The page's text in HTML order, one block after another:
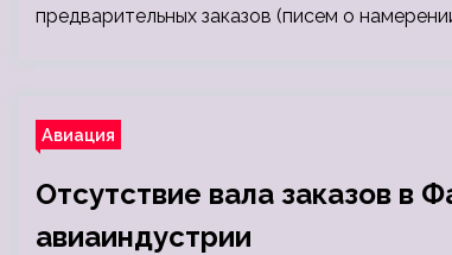
предварительных заказов (писем о
Авиация
Отсутствие вала заказов в
авиаиндустрии